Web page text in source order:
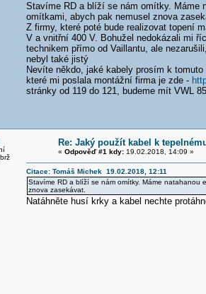
Stavíme RD a blíží se nám omítky. Máme
omítkami, abych pak nemusel znova
Z firmy, které poté bude realizovat topení
V a vnitřní 400 V. Bohužel nedokázali mi
technikem přímo od Vaillantu, ale
nebyl také jistý
Nevíte někdo, jaké kabely prosím k
které mi poslala montážní firma je zde -
stránky od 119 do 121, budeme mít VWL
Re: Jaký použít kabel k
« Odpověď #1 kdy:19.02.2018, 14:09 »
Citace: Tomáš Michek 19.02.2018, 12:11
Stavíme RD a blíží se nám omítky. Máme natahanou
znova zasekávat.
Natáhněte husí krky a kabel nechte